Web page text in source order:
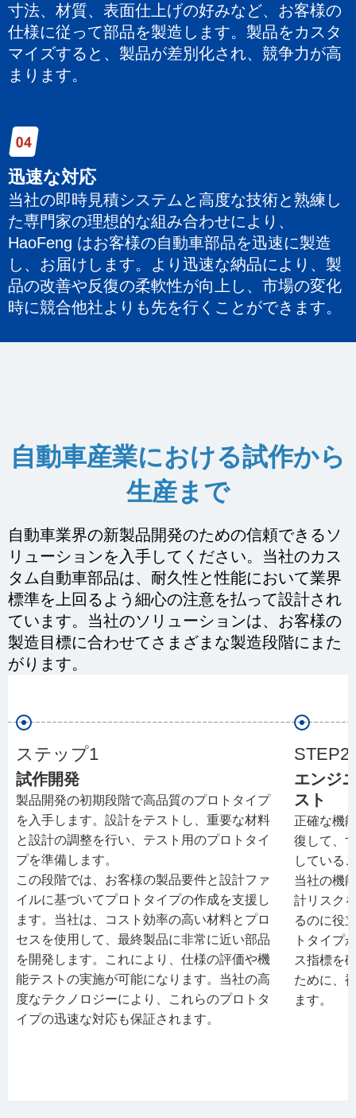
寸法、材質、表面仕上げの好みなど、お客様の
仕様に従って部品を製造します。製品をカスタ
マイズすると、製品が差別化され、競争力が高
まります。
迅速な対応
当社の即時見積システムと高度な技術と熟練し
た専門家の理想的な組み合わせにより、
HaoFeng はお客様の自動車部品を迅速に製造
し、お届けします。より迅速な納品により、製
品の改善や反復の柔軟性が向上し、市場の変化
時に競合他社よりも先を行くことができます。
自動車産業における試作から
生産まで
自動車業界の新製品開発のための信頼できるソ
リューションを入手してください。当社のカス
タム自動車部品は、耐久性と性能において業界
標準を上回るよう細心の注意を払って設計され
ています。当社のソリューションは、お客様の
製造目標に合わせてさまざまな製造段階にまた
がります。
ステップ1
試作開発
製品開発の初期段階で高品質のプロトタイプ
を入手します。設計をテストし、重要な材料
と設計の調整を行い、テスト用のプロトタイ
プを準備します。
この段階では、お客様の製品要件と設計ファ
イルに基づいてプロトタイプの作成を支援し
ます。当社は、コスト効率の高い材料とプロ
セスを使用して、最終製品に非常に近い部品
を開発します。これにより、仕様の評価や機
能テストの実施が可能になります。当社の高
度なテクノロジーにより、これらのプロトタ
イプの迅速な対応も保証されます。
STEP2
エンジ
スト
正確な機
復して、
している
当社の機
計リスク
るのに役
トタイプ
ス指標を
ために、
ます。